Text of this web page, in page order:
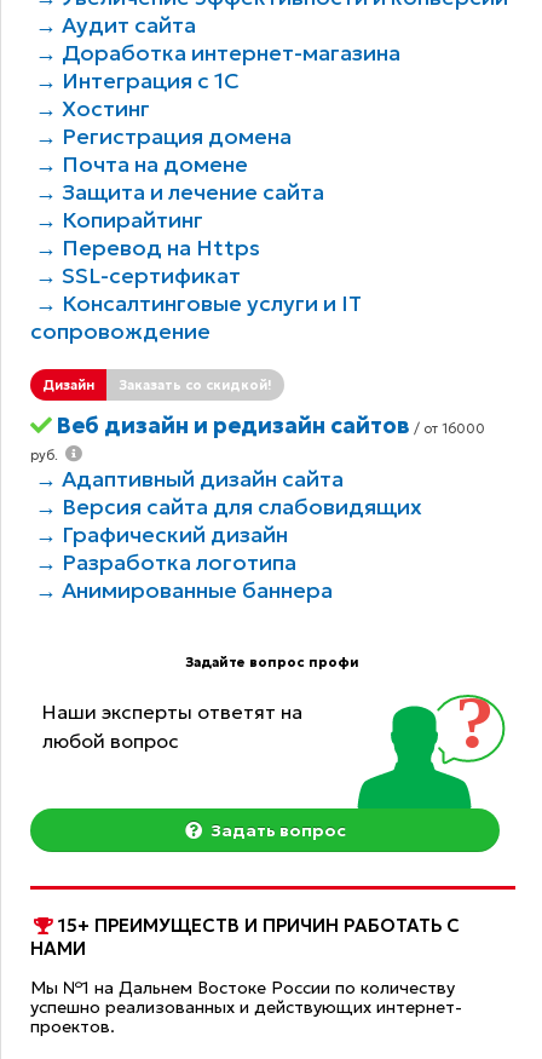
→ Аудит сайта
→ Доработка интернет-магазина
→ Интеграция с 1С
→ Хостинг
→ Регистрация домена
→ Почта на домене
→ Защита и лечение сайта
→ Копирайтинг
→ Перевод на Https
→ SSL-сертификат
→ Консалтинговые услуги и IT
сопровождение
Дизайн Заказать со скидкой!
Веб дизайн и редизайн сайтов / от 16000
руб.
→ Адаптивный дизайн сайта
→ Версия сайта для слабовидящих
→ Графический дизайн
→ Разработка логотипа
→ Анимированные баннера
Задайте вопрос профи
Наши эксперты ответят на
любой вопрос
Задать вопрос
15+ ПРЕИМУЩЕСТВ И ПРИЧИН РАБОТАТЬ С
НАМИ
Мы №1 на Дальнем Востоке России по количеству
успешно реализованных и действующих интернет-
проектов.